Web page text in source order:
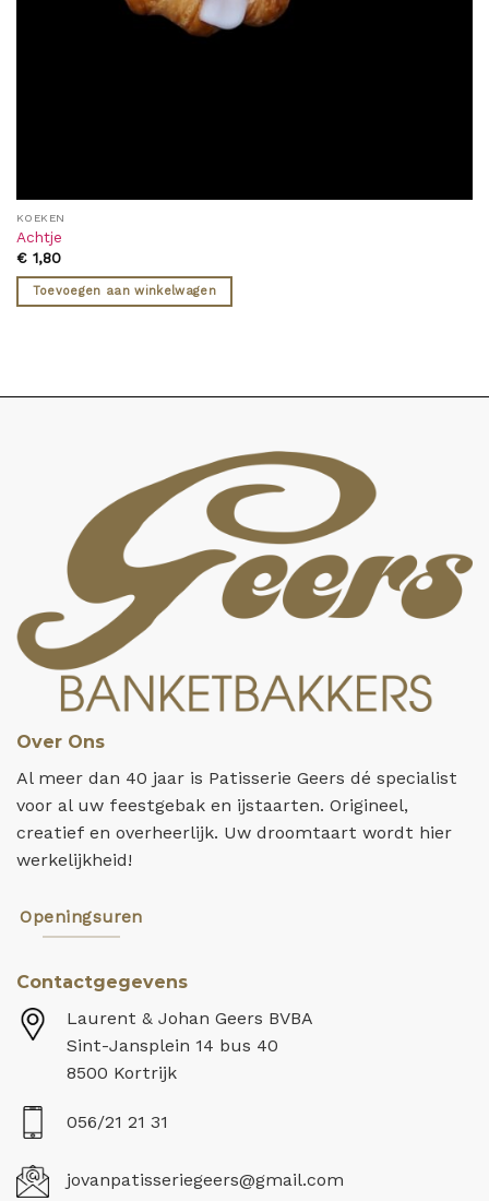
KOEKEN
Achtje
€1,80
Toevoegen aan winkelwagen
Over Ons
Al meer dan 40 jaar is Patisserie Geers dé specialist
voor al uw feestgebak en ijstaarten. Origineel,
creatief en overheerlijk. Uw droomtaart wordt hier
werkelijkheid!
Openingsuren
Contactgegevens
Laurent & Johan Geers BVBA
Sint-Jansplein 14 bus 40
8500 Kortrijk
056/21 21 31
jovanpatisseriegeers@gmail.com